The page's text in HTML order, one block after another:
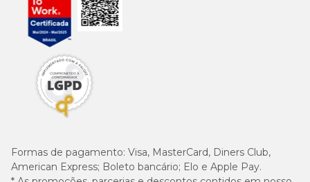
Formas de pagamento: Visa, MasterCard, Diners Club,
American Express; Boleto bancário; Elo e Apple Pay.